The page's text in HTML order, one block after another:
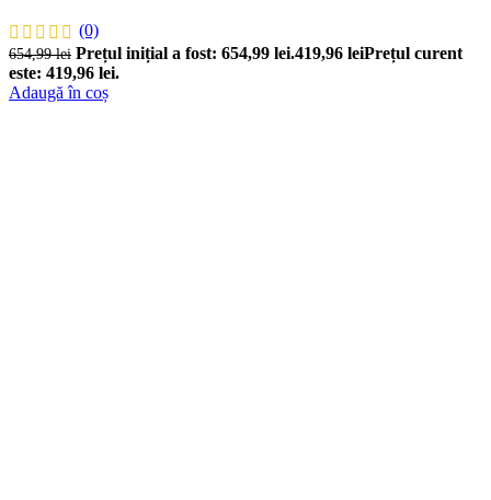
(0)
654,99lei Prețul inițial a fost: 654,99 lei.419,96 leiPrețul curent
este: 419,96 lei.
Adaugă în coș